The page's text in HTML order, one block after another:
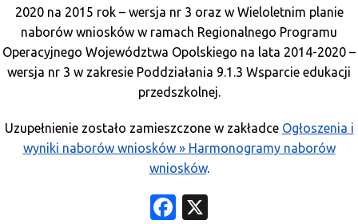
2020 na 2015 rok – wersja nr 3 oraz w Wieloletnim planie
naborów wniosków w ramach Regionalnego Programu
Operacyjnego Województwa Opolskiego na lata 2014-2020 –
wersja nr 3 w zakresie Poddziałania 9.1.3 Wsparcie edukacji
przedszkolnej.
Uzupełnienie zostało zamieszczone w zakładce Ogłoszenia i
wyniki naborów wniosków » Harmonogramy naborów
wniosków.
Facebook